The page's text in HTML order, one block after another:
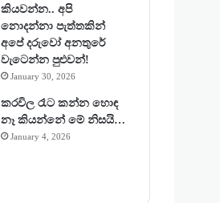
කියවන්න.. අපි
නොදන්නා පැත්තකින්
අපේ දරුවෝ අනතුරේ
වැටෙන්න පුළුවන්!
January 30, 2026
කරවිල රෑට කන්න හොඳ
නෑ කියන්නේ මේ නිසයි…
January 4, 2026